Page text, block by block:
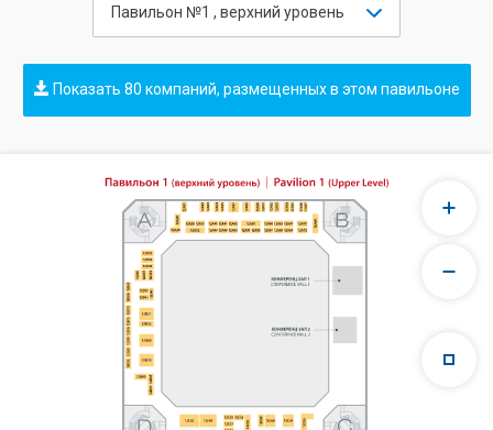
Павильон №1 , верхний уровень
Показать 80 компаний, размещенных в этом павильоне